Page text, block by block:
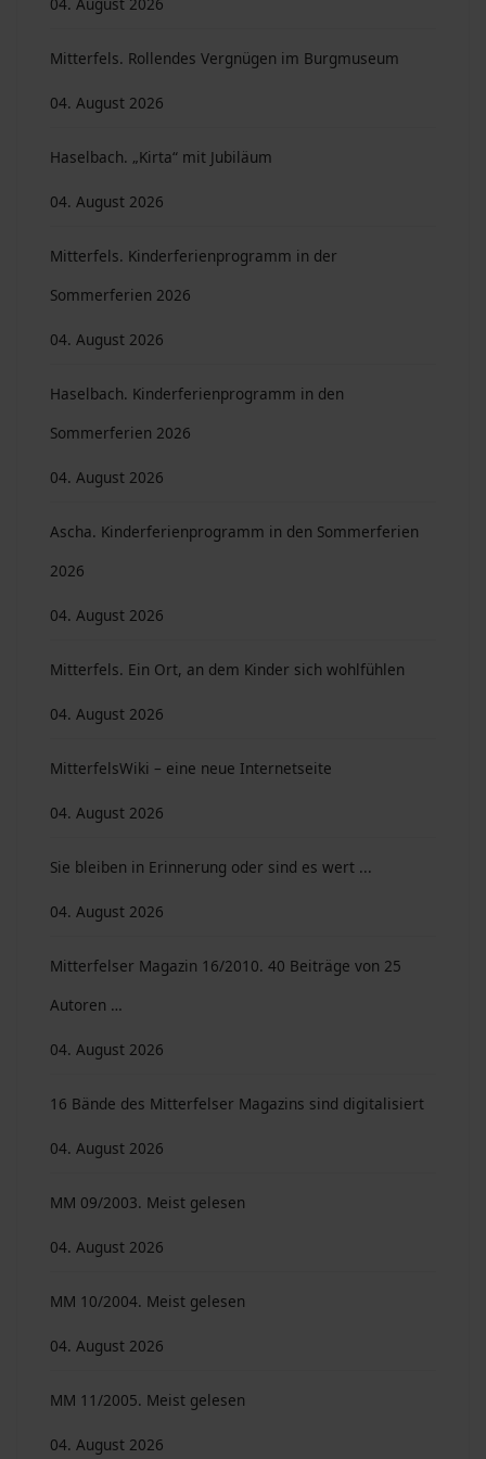
Mitterfels. Rollendes Vergnügen im Burgmuseum
04. August 2026
Haselbach. „Kirta“ mit Jubiläum
04. August 2026
Mitterfels. Kinderferienprogramm in der
Sommerferien 2026
04. August 2026
Haselbach. Kinderferienprogramm in den
Sommerferien 2026
04. August 2026
Ascha. Kinderferienprogramm in den Sommerferien
2026
04. August 2026
Mitterfels. Ein Ort, an dem Kinder sich wohlfühlen
04. August 2026
MitterfelsWiki – eine neue Internetseite
04. August 2026
Sie bleiben in Erinnerung oder sind es wert ...
04. August 2026
Mitterfelser Magazin 16/2010. 40 Beiträge von 25
Autoren …
04. August 2026
16 Bände des Mitterfelser Magazins sind digitalisiert
04. August 2026
MM 09/2003. Meist gelesen
04. August 2026
MM 10/2004. Meist gelesen
04. August 2026
MM 11/2005. Meist gelesen
04. August 2026